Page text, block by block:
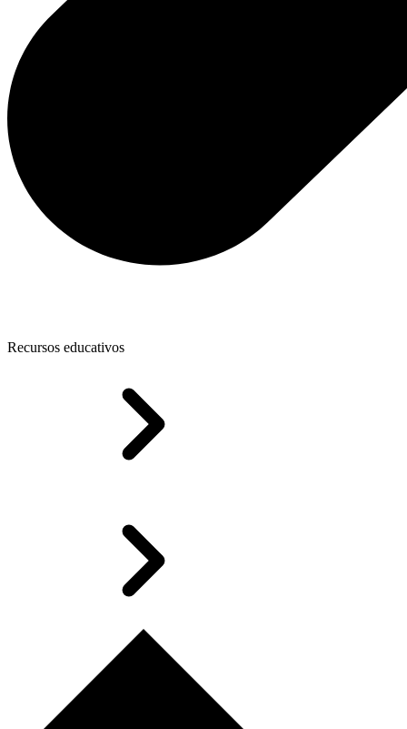
Recursos educativos